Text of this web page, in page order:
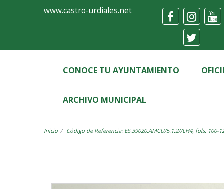
Ayuntamiento
Castro-
Urdiales
www.castro-urdiales.net
CONOCE TU AYUNTAMIENTO
ARCHIVO MUNICIPAL
Inicio Código de Referencia: ES.39020.AMCU/5.1.2//LH4, fols. 100-